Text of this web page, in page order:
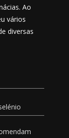
Ao
vários
diversas